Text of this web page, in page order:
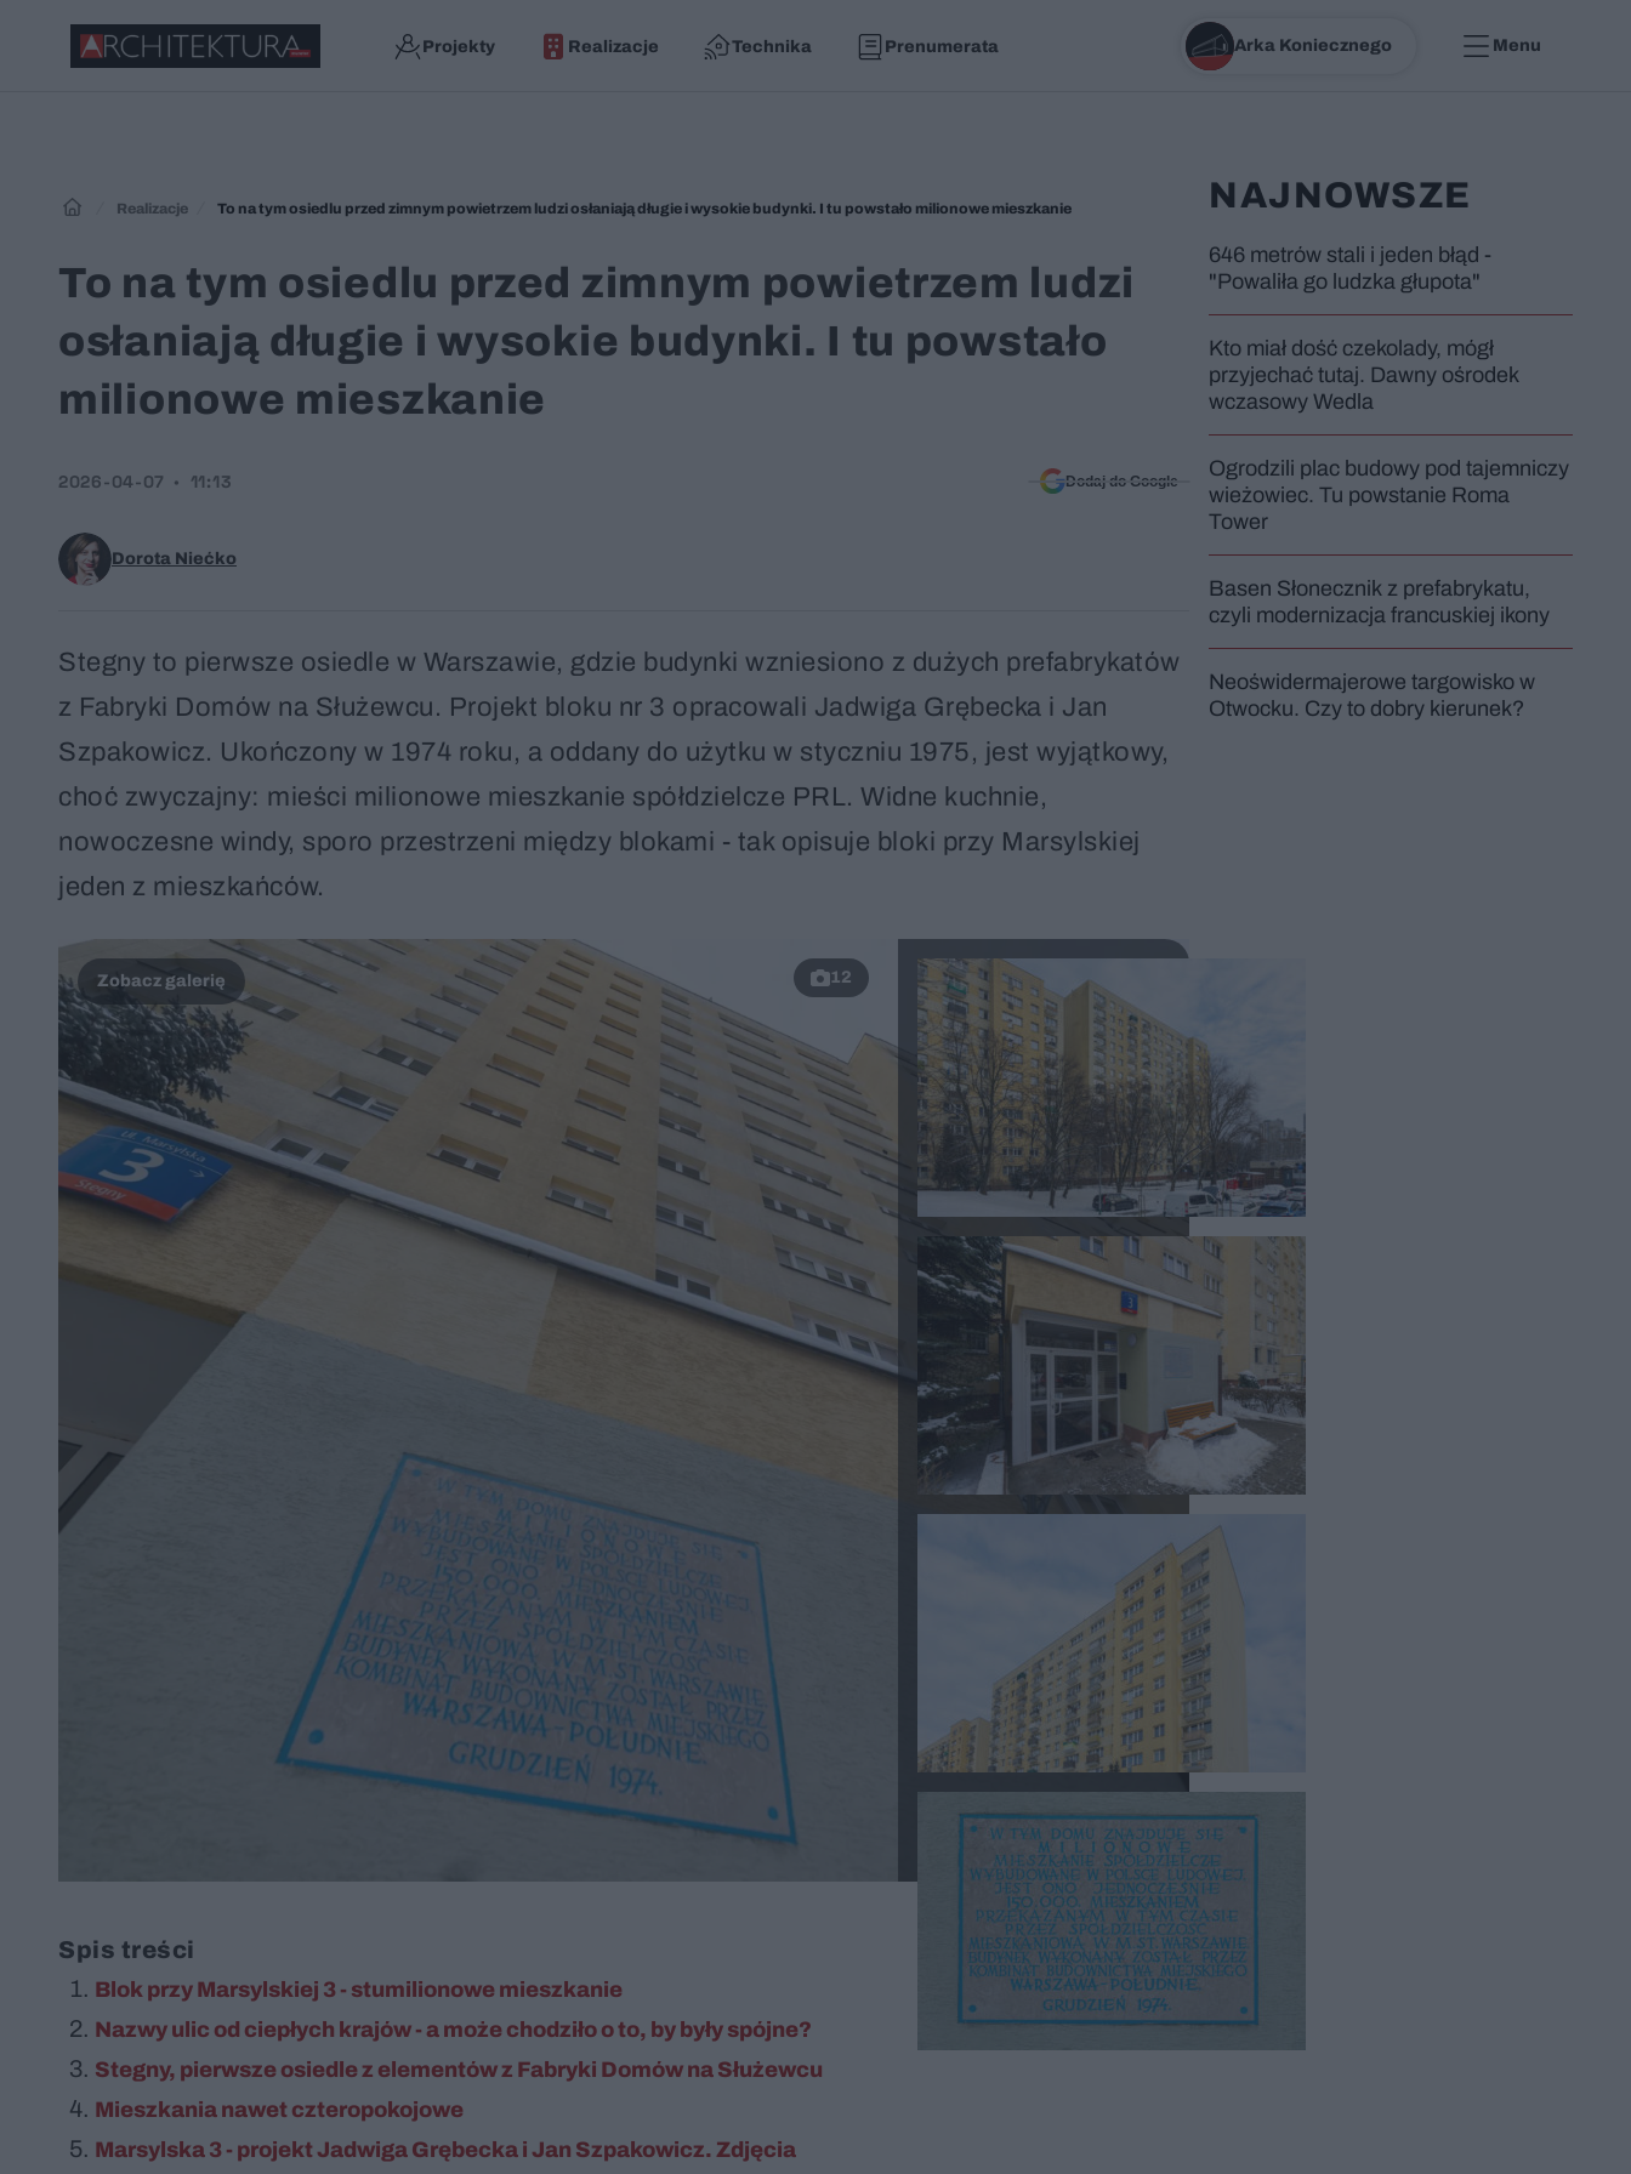
Projekty Realizacje Technika Prenumerata Arka Koniecznego Menu
Realizacje To na tym osiedlu przed zimnym powietrzem ludzi osłaniają długie i wysokie budynki. I tu powstało milionowe mieszkanie
To na tym osiedlu przed zimnym powietrzem ludzi
osłaniają długie i wysokie budynki. I tu powstało
milionowe mieszkanie
Dorota Niećko
2026-04-07 11:13 Dodaj do Google
Stegny to pierwsze osiedle w Warszawie, gdzie budynki wzniesiono z dużych prefabrykatów
z Fabryki Domów na Służewcu. Projekt bloku nr 3 opracowali Jadwiga Grębecka i Jan
Szpakowicz. Ukończony w 1974 roku, a oddany do użytku w styczniu 1975, jest wyjątkowy,
choć zwyczajny: mieści milionowe mieszkanie spółdzielcze PRL. Widne kuchnie,
nowoczesne windy, sporo przestrzeni między blokami - tak opisuje bloki przy Marsylskiej
jeden z mieszkańców.
12
Spis treści
Blok przy Marsylskiej 3 - stumilionowe mieszkanie
Nazwy ulic od ciepłych krajów - a może chodziło o to, by były spójne?
Stegny, pierwsze osiedle z elementów z Fabryki Domów na Służewcu
Mieszkania nawet czteropokojowe
Marsylska 3 - projekt Jadwiga Grębecka i Jan Szpakowicz. Zdjęcia
NAJNOWSZE
646 metrów stali i jeden błąd -
"Powaliła go ludzka głupota"
Kto miał dość czekolady, mógł
przyjechać tutaj. Dawny ośrodek
wczasowy Wedla
Ogrodzili plac budowy pod tajemniczy
wieżowiec. Tu powstanie Roma
Tower
Basen Słonecznik z prefabrykatu,
czyli modernizacja francuskiej ikony
Neoświdermajerowe targowisko w
Otwocku. Czy to dobry kierunek?